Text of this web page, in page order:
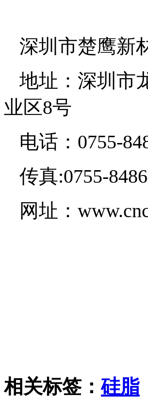
深圳市楚鹰新
地址：深圳市
业区8号
电话：0755-
传真:0755-
网址：
相关标签：硅脂